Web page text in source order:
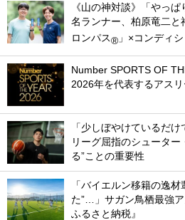
《山の神対談》「やっ
名ランナー、柏原竜二と
ロンパス® 」×コンディ
Number SPORTS OF
2026年を代表するアス
「少しぼやけているだ
リーグ屈指のシューター
る”ことの重要性
「バイエルン移籍の逸
た”…」サガン鳥栖最強
ふるさと納税』